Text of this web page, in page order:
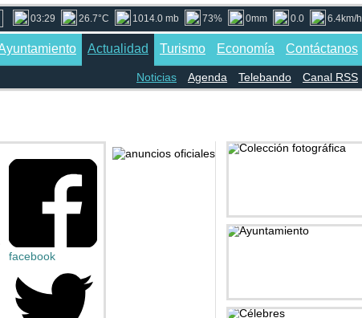
03:29 26.7°C 1014.0 mb 73% 0mm 0.0 6.4km/h
Actualidad Turismo Economía Contáctanos
Noticias Agenda Telebando Canal RSS
facebook